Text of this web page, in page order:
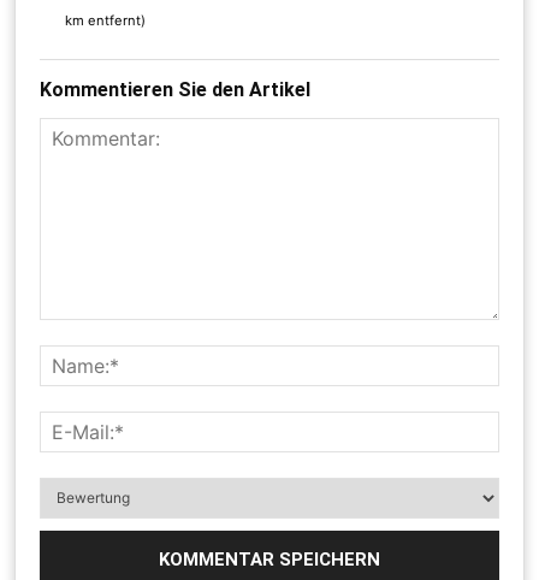
km entfernt)
Kommentieren Sie den Artikel